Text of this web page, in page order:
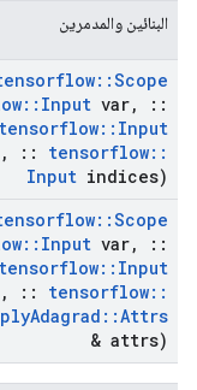
البنائين والمدمرين
::Scope
:: Input var,
::
tensorflow:: Input
, :: tensorflow::
Input indices)
::Scope
:: Input var,
::
tensorflow:: Input
, :: tensorflow::
Adagrad ::Attrs
& attrs)